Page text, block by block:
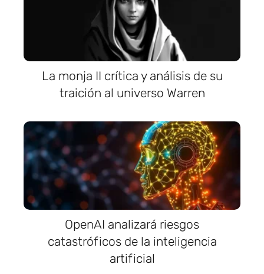
La monja II crítica y análisis de su
traición al universo Warren
OpenAI analizará riesgos
catastróficos de la inteligencia
artificial